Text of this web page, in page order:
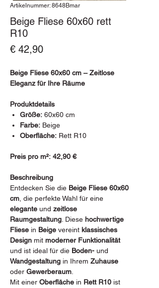
Artikelnummer: 8648Bmar
Beige Fliese 60x60 rett
R10
€ 42,90Preis
Beige Fliese 60x60 cm – Zeitlose
Eleganz für Ihre Räume
Produktdetails
Größe: 60x60 cm
Farbe: Beige
Oberfläche: Rett R10
Preis pro m²: 42,90 €
Beschreibung
Entdecken Sie die Beige Fliese 60x60
cm , die perfekte Wahl für eine
elegante und zeitlose
Raumgestaltung . Diese hochwertige
Fliese in Beige vereint klassisches
Design mit moderner Funktionalität
und ist ideal für die Boden- und
Wandgestaltung in Ihrem Zuhause
oder Gewerberaum
Mit einer Oberfläche in Rett R10 ist